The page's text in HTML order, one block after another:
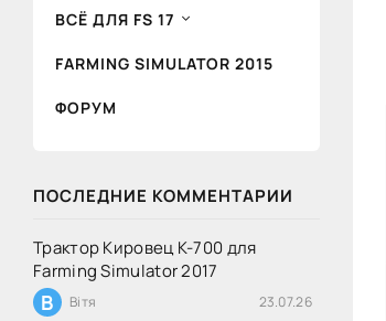
ВСЁ ДЛЯ FS 17
FARMING SIMULATOR 2015
ФОРУМ
ПОСЛЕДНИЕ КОММЕНТАРИИ
Трактор Кировец К-700 для
Farming Simulator 2017
В Вітя 23.07.26